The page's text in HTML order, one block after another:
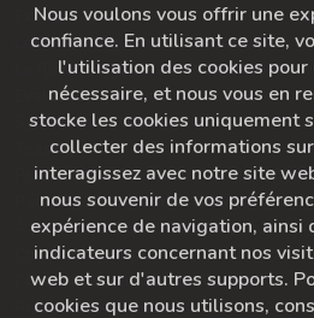
Exemple LMS
Le Rêveur Ingénieux - Présentatin
Le Rêveur Ingénieux - Présentation
Evaluation générale de l'équipe
SymbioMail - Waiting List
Teasing
Présentation SymbioFlix - Juillet 2026
Parcours de Sébastien Gourrier
A propos du Studio Diva Yoga
Checkliste pré-push
CGU & Politique de Confidentialité
Présentation SymbioFlix
Nous voulons vous offrir une
confiance. En utilisant ce site,
l'utilisation des cookies
nécessaire, et nous vous en
stocke les cookies uniquement
collecter des informations
interagissez avec notre site
nous souvenir de vos
expérience de navigation, ainsi
indicateurs concernant nos
web et sur d'autres supports.
cookies que nous utilisons,